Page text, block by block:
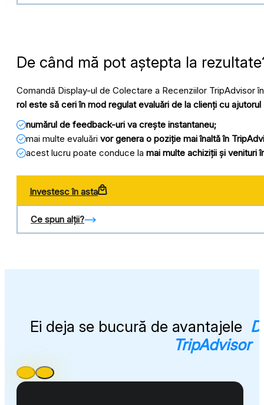
De când mă pot aștepta la
Comandă Display-ul de Colectare a Recenziilor TripAdvisor
rol este să ceri în mod regulat evaluări de la clienți cu
numărul de feedback-uri va crește instantaneu;
mai multe evaluări vor genera o poziție mai înaltă în
acest lucru poate conduce la mai multe achiziții și venituri
Investesc în asta
Ce spun alții?
Ei deja se bucură de avantajele
TripAdvisor